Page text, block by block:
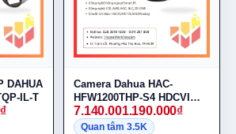
DAHUA
IL-T
₫
Camera Dahua HAC-
HFW1200THP-S4 HDCVI
2MP Full HD
7.140.001.190.000₫
Quan tâm 3.5K